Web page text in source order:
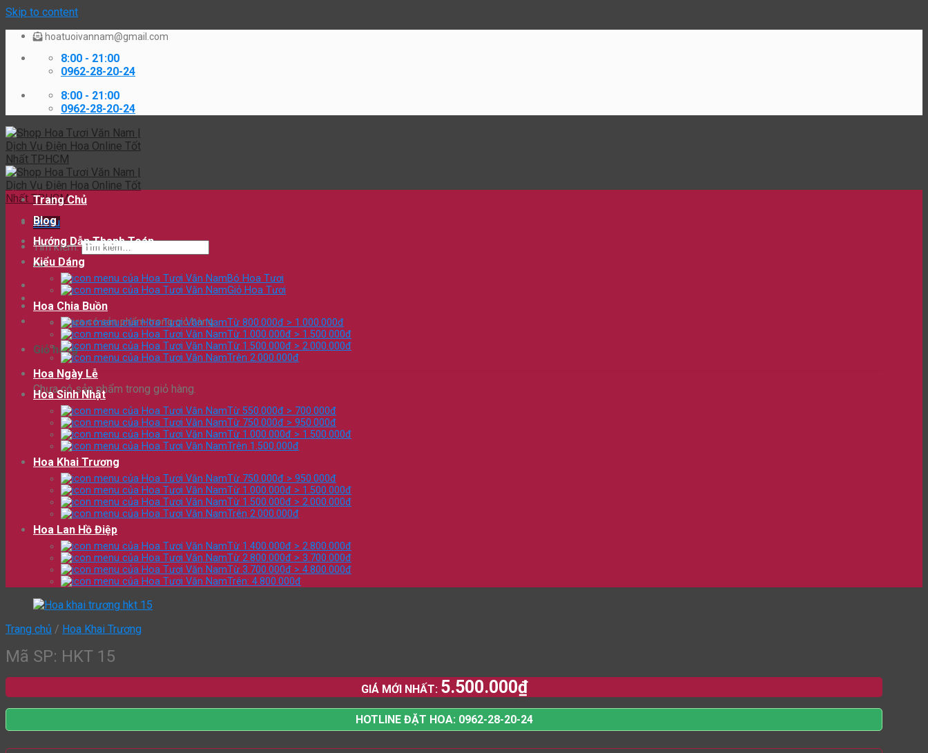
Skip to content
hoatuoivannam@gmail.com
8:00 - 21:00
0962-28-20-24
8:00 - 21:00
0962-28-20-24
Menu
Tìm kiếm:
Chưa có sản phẩm trong giỏ hàng.
Giỏ hàng
Chưa có sản phẩm trong giỏ hàng.
Trang Chủ
Blog
Hướng Dẫn Thanh Toán
Kiểu Dáng
Bó Hoa Tươi
Giỏ Hoa Tươi
Hoa Chia Buồn
Từ 800.000đ > 1.000.000đ
Từ 1.000.000đ > 1.500.000đ
Từ 1.500.000đ > 2.000.000đ
Trên 2.000.000đ
Hoa Ngày Lễ
Hoa Sinh Nhật
Từ 550.000đ > 700.000đ
Từ 750.000đ > 950.000đ
Từ 1.000.000đ > 1.500.000đ
Trên 1.500.000đ
Hoa Khai Trương
Từ 750.000đ > 950.000đ
Từ 1.000.000đ > 1.500.000đ
Từ 1.500.000đ > 2.000.000đ
Trên 2.000.000đ
Hoa Lan Hồ Điệp
Từ 1.400.000đ > 2.800.000đ
Từ 2.800.000đ > 3.700.000đ
Từ 3.700.000đ > 4.800.000đ
Trên: 4.800.000đ
Trang chủ / Hoa Khai Trương
Mã SP: HKT 15
GIÁ MỚI NHẤT: 5.500.000₫
HOTLINE ĐẶT HOA: 0962-28-20-24